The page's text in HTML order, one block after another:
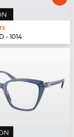
- 1014